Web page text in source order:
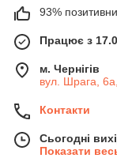
93%
Працює з
м. Чернігів
вул. Шрага, 6а,
Контакти
Сьогодні
Показати